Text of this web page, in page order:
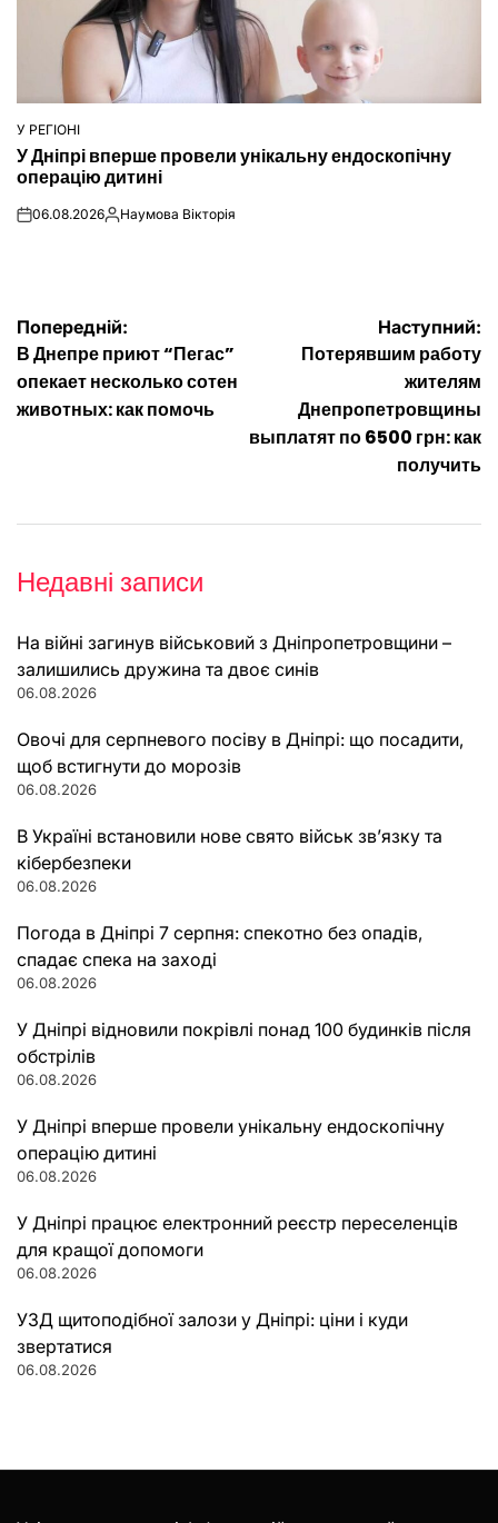
ОПУБЛІКУВАТИ
У
У РЕГІОНІ
У Дніпрі вперше провели унікальну ендоскопічну
операцію дитині
on06.08.2026Опубліковано
Наумова Вікторія
Навігація
записів
Попередній:
В Днепре приют “Пегас”
опекает несколько сотен
животных: как помочь
Наступний:
Потерявшим работу
жителям
Днепропетровщины
выплатят по 6500 грн: как
получить
Недавні записи
На війні загинув військовий з Дніпропетровщини –
залишились дружина та двоє синів
06.08.2026
Овочі для серпневого посіву в Дніпрі: що посадити,
щоб встигнути до морозів
06.08.2026
В Україні встановили нове свято військ зв’язку та
кібербезпеки
06.08.2026
Погода в Дніпрі 7 серпня: спекотно без опадів,
спадає спека на заході
06.08.2026
У Дніпрі відновили покрівлі понад 100 будинків після
обстрілів
06.08.2026
У Дніпрі вперше провели унікальну ендоскопічну
операцію дитині
06.08.2026
У Дніпрі працює електронний реєстр переселенців
для кращої допомоги
06.08.2026
УЗД щитоподібної залози у Дніпрі: ціни і куди
звертатися
06.08.2026